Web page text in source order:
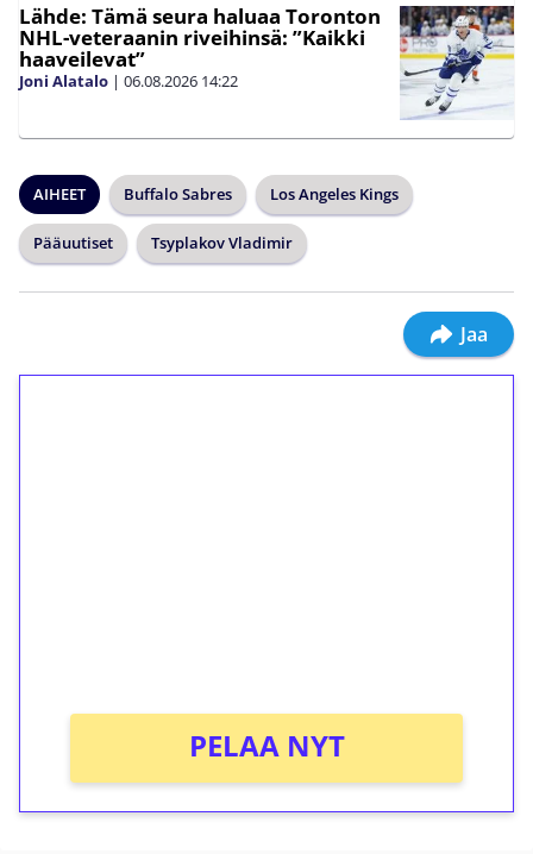
Lähde: Tämä seura haluaa Toronton
NHL-veteraanin riveihinsä: ”Kaikki
haaveilevat”
Joni Alatalo | 06.08.2026 14:22
AIHEET Buffalo Sabres Los Angeles Kings
Pääuutiset Tsyplakov Vladimir
Jaa
PELAA NYT